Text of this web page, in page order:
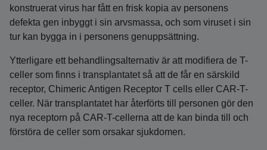
konstruerat virus har fått en frisk kopia av personens
defekta gen inbyggt i sin arvsmassa, och som viruset i sin
tur kan bygga in i personens genuppsättning.
Ytterligare ett behandlingsalternativ är att modifiera de T-
celler som finns i transplantatet så att de får en särskild
receptor, Chimeric Antigen Receptor T cells eller CAR-T-
celler. När transplantatet har återförts till personen gör den
nya receptorn på CAR-T-cellerna att de kan binda till och
förstöra de celler som orsakar sjukdomen.